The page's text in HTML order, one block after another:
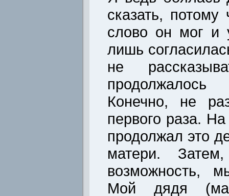
сказать,
слово он мог и
лишь
не
Конечно, не
первого раза.
продолжал это
матери.
возможность,
Мой дядя